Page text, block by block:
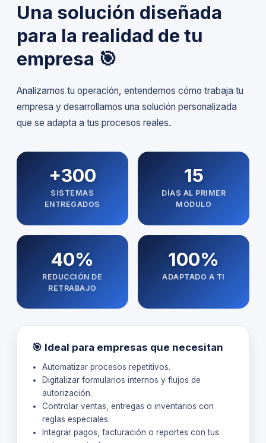
Una solución diseñada
para la realidad de tu
empresa 🎯
Analizamos tu operación, entendemos cómo trabaja tu
empresa y desarrollamos una solución personalizada
que se adapta a tus procesos reales.
+300
SISTEMAS
ENTREGADOS
15
DÍAS AL PRIMER
MÓDULO
40%
REDUCCIÓN DE
RETRABAJO
100%
ADAPTADO A TI
🎯 Ideal para empresas que necesitan
Automatizar procesos repetitivos.
Digitalizar formularios internos y flujos de
autorización.
Controlar ventas, entregas o inventarios con
reglas especiales.
Integrar pagos, facturación o reportes con tus